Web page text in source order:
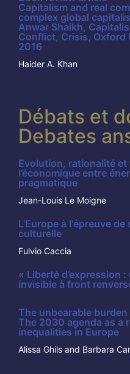
Capitalism and real
complex global
Anwar Shaikh,
Conflict, Crisis, Oxford
2016
Haider A. Khan
Débats et
Debates
Evolution, rationalité et
l’économique entre
pragmatique
Jean-Louis Le Moigne
L'Europe à l'épreuve de
culturelle
Fulvio Caccia
« Liberté d’expression
invisible à front
The unbearable
The 2030 agenda as a
inequalities in Europe
Alissa Ghils and Barbara